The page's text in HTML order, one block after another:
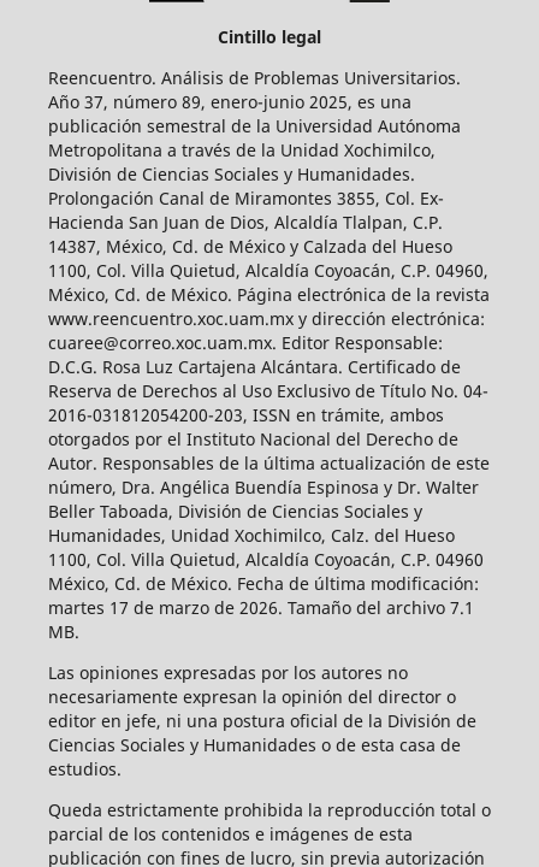
Cintillo legal
Reencuentro. Análisis de Problemas Universitarios.
Año 37, número 89, enero-junio 2025, es una
publicación semestral de la Universidad Autónoma
Metropolitana a través de la Unidad Xochimilco,
División de Ciencias Sociales y Humanidades.
Prolongación Canal de Miramontes 3855, Col. Ex-
Hacienda San Juan de Dios, Alcaldía Tlalpan, C.P.
14387, México, Cd. de México y Calzada del Hueso
1100, Col. Villa Quietud, Alcaldía Coyoacán, C.P. 04960,
México, Cd. de México. Página electrónica de la revista
www.reencuentro.xoc.uam.mx y dirección electrónica:
cuaree@correo.xoc.uam.mx. Editor Responsable:
D.C.G. Rosa Luz Cartajena Alcántara. Certificado de
Reserva de Derechos al Uso Exclusivo de Título No. 04-
2016-031812054200-203, ISSN en trámite, ambos
otorgados por el Instituto Nacional del Derecho de
Autor. Responsables de la última actualización de este
número, Dra. Angélica Buendía Espinosa y Dr. Walter
Beller Taboada, División de Ciencias Sociales y
Humanidades, Unidad Xochimilco, Calz. del Hueso
1100, Col. Villa Quietud, Alcaldía Coyoacán, C.P. 04960
México, Cd. de México. Fecha de última modificación:
martes 17 de marzo de 2026. Tamaño del archivo 7.1
MB.
Las opiniones expresadas por los autores no
necesariamente expresan la opinión del director o
editor en jefe, ni una postura oficial de la División de
Ciencias Sociales y Humanidades o de esta casa de
estudios.
Queda estrictamente prohibida la reproducción total o
parcial de los contenidos e imágenes de esta
publicación con fines de lucro, sin previa autorización